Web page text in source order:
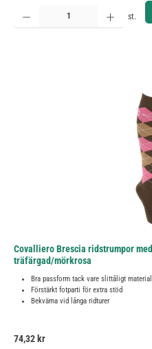
Produktkvantitet: Ange önskat belopp eller
st.
Covalliero Brescia ridstrumpor
träfärgad/mörkrosa
Bra passform tack vare slittåligt material
Förstärkt fotparti för extra stöd
Bekväma vid långa ridturer
Ordinarie pris:
74,32 kr